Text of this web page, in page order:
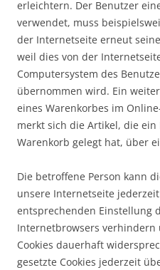
erleichtern. Der Benutzer
verwendet, muss
der Internetseite erneut
weil dies von der
Computersystem des
übernommen wird. Ein
eines Warenkorbes im
merkt sich die Artikel, die
Warenkorb gelegt hat, über
Die betroffene Person kann
unsere Internetseite
entsprechenden Einstellung
Internetbrowsers verhindern
Cookies dauerhaft
gesetzte Cookies jederzeit